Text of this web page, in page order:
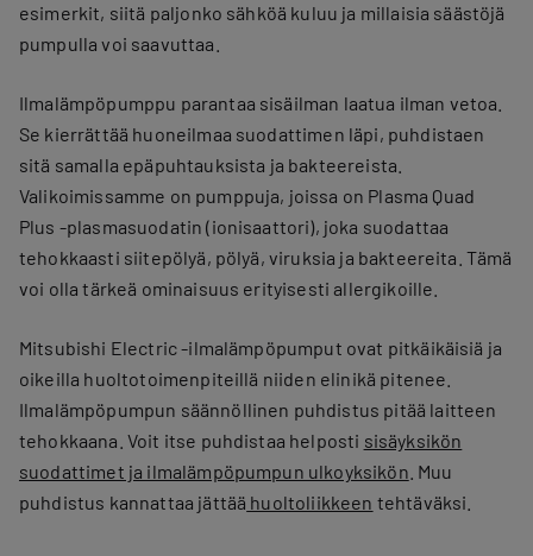
esimerkit, siitä paljonko sähköä kuluu ja millaisia säästöjä
pumpulla voi saavuttaa.
Ilmalämpöpumppu parantaa sisäilman laatua ilman vetoa.
Se kierrättää huoneilmaa suodattimen läpi, puhdistaen
sitä samalla epäpuhtauksista ja bakteereista.
Valikoimissamme on pumppuja, joissa on Plasma Quad
Plus -plasmasuodatin (ionisaattori), joka suodattaa
tehokkaasti siitepölyä, pölyä, viruksia ja bakteereita. Tämä
voi olla tärkeä ominaisuus erityisesti allergikoille.
Mitsubishi Electric -ilmalämpöpumput ovat pitkäikäisiä ja
oikeilla huoltotoimenpiteillä niiden elinikä pitenee.
Ilmalämpöpumpun säännöllinen puhdistus pitää laitteen
tehokkaana. Voit itse puhdistaa helposti sisäyksikön
suodattimet ja ilmalämpöpumpun ulkoyksikön . Muu
puhdistus kannattaa jättää huoltoliikkeen tehtäväksi.